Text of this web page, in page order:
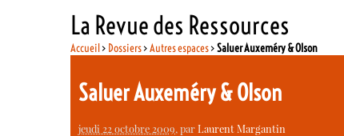
La Revue des Ressources
Accueil> Dossiers>Autres espaces>Saluer Auxeméry & Olson
Saluer Auxeméry & Olson
jeudi 22 octobre 2009, parLaurent Margantin